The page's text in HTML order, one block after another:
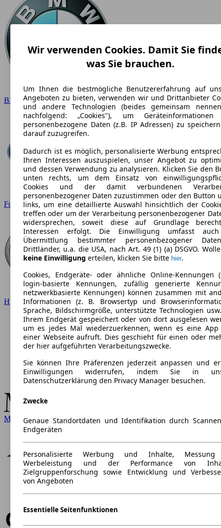
BMW
Ford
Hyundai
Mercedes-Benz
Wir verwenden Cookies. Damit Sie
was Sie brauchen.
Um Ihnen die bestmögliche Benutzererfahrung auf
Angeboten zu bieten, verwenden wir und Drittanbieter
und andere Technologien (beides gemeinsam
nachfolgend: „Cookies"), um
personenbezogene Daten (z.B. IP Adressen) zu
darauf zuzugreifen.
Dadurch ist es möglich, personalisierte Werbung
Ihren Interessen auszuspielen, unser Angebot zu
und dessen Verwendung zu analysieren. Klicken Sie den
unten rechts, um dem Einsatz von
Cookies und der damit verbundenen
personenbezogener Daten zuzustimmen oder den Button
links, um eine detaillierte Auswahl hinsichtlich der
treffen oder um der Verarbeitung personenbezogener
widersprechen, soweit diese auf Grundlage
Interessen erfolgt. Die Einwilligung umfasst
Übermittlung bestimmter personenbezogener
Drittländer, u.a. die USA, nach Art. 49 (1) (a) DSGVO.
keine Einwilligung erteilen, klicken Sie bitte hier.
Cookies, Endgeräte- oder ähnliche Online-Kennungen
login-basierte Kennungen, zufällig generierte
netzwerkbasierte Kennungen) können zusammen mit
Informationen (z. B. Browsertyp und
Sprache, Bildschirmgröße, unterstützte Technologien
Ihrem Endgerät gespeichert oder von dort ausgelesen
um es jedes Mal wiederzuerkennen, wenn es eine App
einer Webseite aufruft. Dies geschieht für einen oder
der hier aufgeführten Verarbeitungszwecke.
Sie können Ihre Präferenzen jederzeit anpassen und
Einwilligungen widerrufen, indem Sie in
Datenschutzerklärung den Privacy Manager besuchen.
Zwecke
Genaue Standortdaten und Identifikation durch
Endgeräten
Personalisierte Werbung und Inhalte,
Werbeleistung und der Performance von
Zielgruppenforschung sowie Entwicklung und
von Angeboten
Essentielle Seitenfunktionen